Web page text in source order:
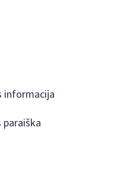
informacija